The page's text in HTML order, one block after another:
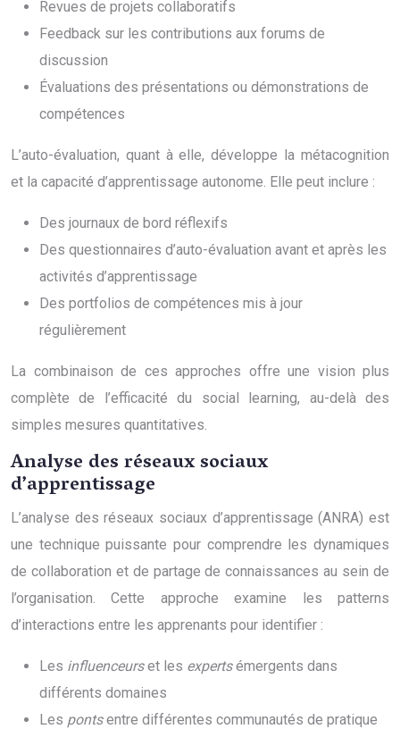
Revues de projets collaboratifs
Feedback sur les contributions aux forums de
discussion
Évaluations des présentations ou démonstrations de
compétences
L’auto-évaluation, quant à elle, développe la métacognition
et la capacité d’apprentissage autonome. Elle peut inclure :
Des journaux de bord réflexifs
Des questionnaires d’auto-évaluation avant et après les
activités d’apprentissage
Des portfolios de compétences mis à jour
régulièrement
La combinaison de ces approches offre une vision plus
complète de l’efficacité du social learning, au-delà des
simples mesures quantitatives.
Analyse des réseaux sociaux
d’apprentissage
L’analyse des réseaux sociaux d’apprentissage (ANRA) est
une technique puissante pour comprendre les dynamiques
de collaboration et de partage de connaissances au sein de
l’organisation. Cette approche examine les patterns
d’interactions entre les apprenants pour identifier :
Les influenceurset les expertsémergents dans
différents domaines
Les pontsentre différentes communautés de pratique